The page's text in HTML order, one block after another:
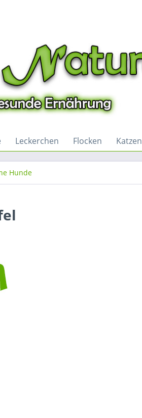
Leckerchen Flocken Katzen
Hunde